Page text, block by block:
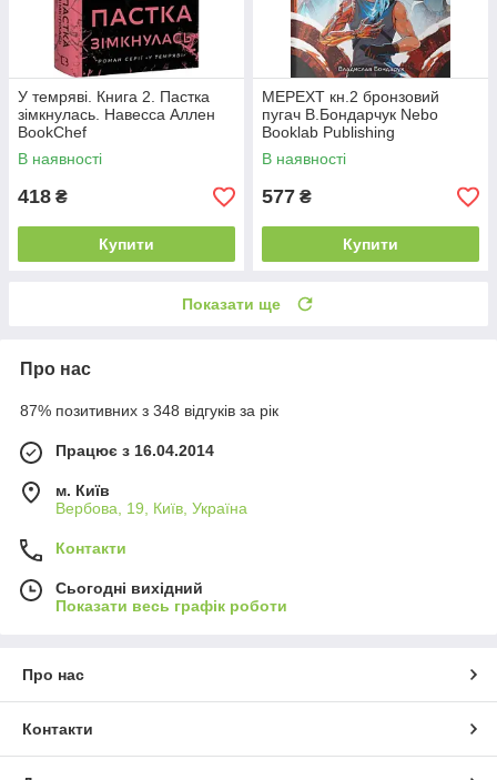
У темряві. Книга 2. Пастка
зімкнулась. Навесса Аллен
BookChef
В наявності
418 ₴
Купити
МЕРЕХТ кн.2 бронзовий
пугач В.Бондарчук Nebo
Booklab Publishing
В наявності
577 ₴
Купити
Показати ще
Про нас
87% позитивних з 348 відгуків за рік
Працює з 16.04.2014
м. Київ
Вербова, 19, Київ, Україна
Контакти
Сьогодні вихідний
Показати весь графік роботи
Про нас
Контакти